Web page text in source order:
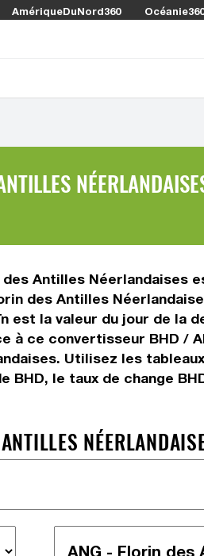
AmériqueDuNord360 Océanie360
Antilles Néerlandaises
des Antilles
la valeur du jour de la
à ce convertisseur BHD /
Utilisez les
le taux de change